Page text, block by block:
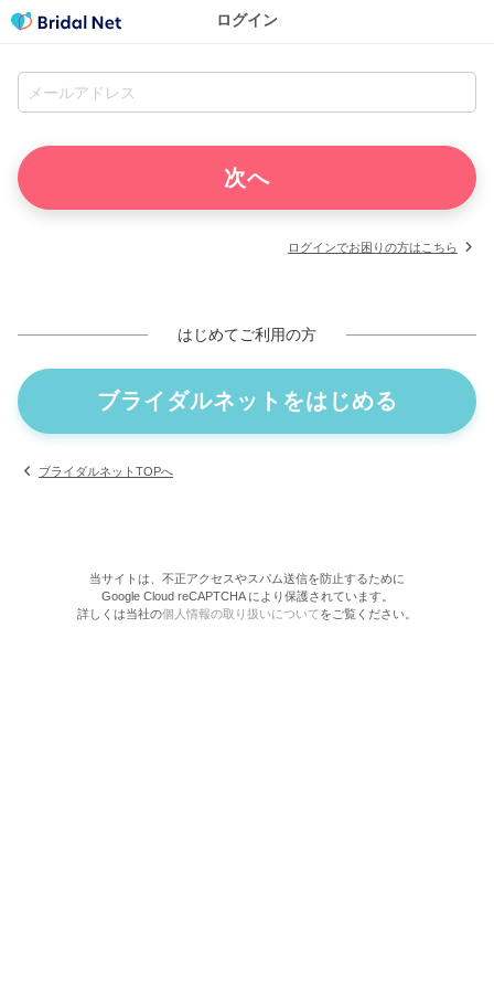
ログイン
ログインでお困りの方はこちら
はじめてご利用の方
ブライダルネットをはじめる
ブライダルネットTOPへ
当サイトは、不正アクセスやスパム送信を防止するために
Google Cloud reCAPTCHA により保護されています。
詳しくは当社の個人情報の取り扱いについてをご覧ください。